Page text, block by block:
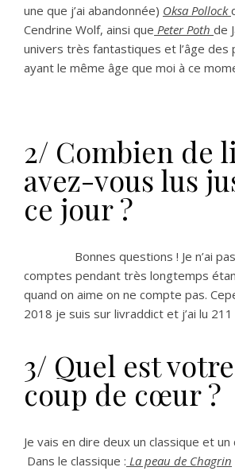
une que j’ai abandonnée) Oksa Pollock
Cendrine Wolf, ainsi que Peter Poth de
univers très fantastiques et l’âge des
ayant le même âge que moi à ce
2/ Combien de
avez-vous lus
ce jour ?
Bonnes questions ! Je n’ai pas
comptes pendant très longtemps
quand on aime on ne compte pas.
2018 je suis sur livraddict et j’ai lu
3/ Quel est
coup de cœur ?
Je vais en dire deux un classique et
Dans le classique : La peau de Chagrin